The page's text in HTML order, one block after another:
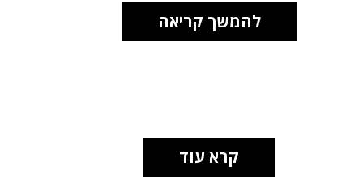
להמשך קריאה
קרא עוד